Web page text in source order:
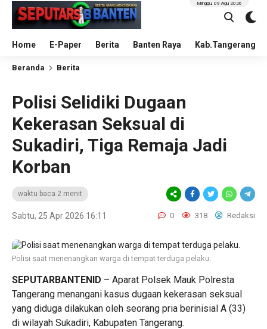
Home E-Paper Berita Banten Raya Kab.Tangerang
Minggu, 09 Agu 2026
Beranda Berita
Polisi Selidiki Dugaan
Kekerasan Seksual di
Sukadiri, Tiga Remaja Jadi
Korban
waktu baca 2 menit
Sabtu, 25 Apr 2026 16:11 0 318 Redaksi
Polisi saat menenangkan warga di tempat terduga pelaku.
SEPUTARBANTENID – Aparat Polsek Mauk Polresta
Tangerang menangani kasus dugaan kekerasan seksual
yang diduga dilakukan oleh seorang pria berinisial A (33)
di wilayah Sukadiri, Kabupaten Tangerang.